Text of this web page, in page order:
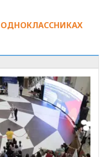
ОДНОКЛАССНИКАХ